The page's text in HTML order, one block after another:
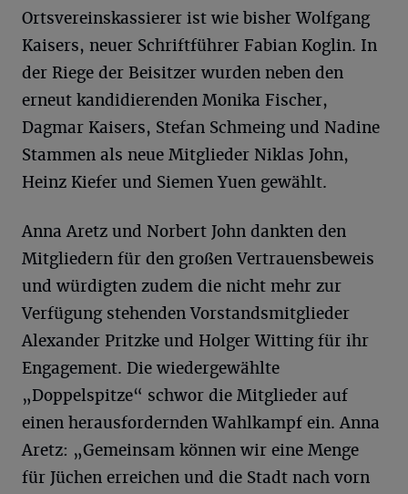
Ortsvereinskassierer ist wie bisher Wolfgang
Kaisers, neuer Schriftführer Fabian Koglin. In
der Riege der Beisitzer wurden neben den
erneut kandidierenden Monika Fischer,
Dagmar Kaisers, Stefan Schmeing und Nadine
Stammen als neue Mitglieder Niklas John,
Heinz Kiefer und Siemen Yuen gewählt.
Anna Aretz und Norbert John dankten den
Mitgliedern für den großen Vertrauensbeweis
und würdigten zudem die nicht mehr zur
Verfügung stehenden Vorstandsmitglieder
Alexander Pritzke und Holger Witting für ihr
Engagement. Die wiedergewählte
„Doppelspitze“ schwor die Mitglieder auf
einen herausfordernden Wahlkampf ein. Anna
Aretz: „Gemeinsam können wir eine Menge
für Jüchen erreichen und die Stadt nach vorn